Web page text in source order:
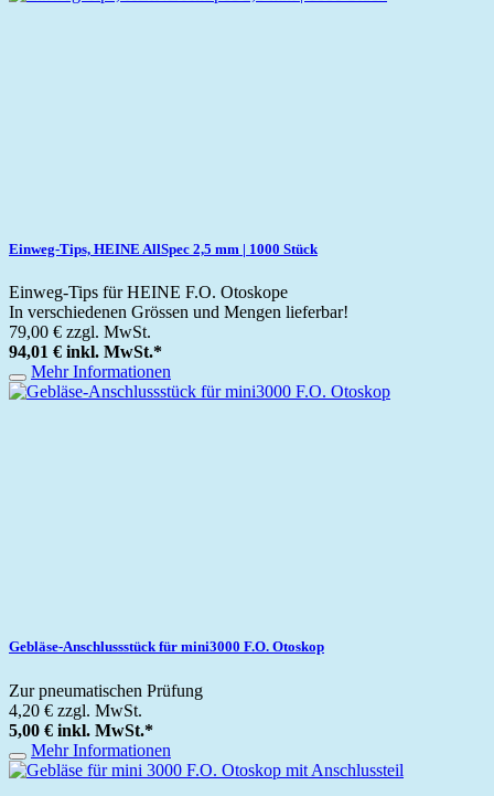
Einweg-Tips, HEINE AllSpec 2,5 mm | 1000 Stück
Einweg-Tips für HEINE F.O. Otoskope
In verschiedenen Grössen und Mengen lieferbar!
79,00 € zzgl. MwSt.
94,01 € inkl. MwSt.*
Mehr Informationen
Gebläse-Anschlussstück für mini3000 F.O. Otoskop
Zur pneumatischen Prüfung
4,20 € zzgl. MwSt.
5,00 € inkl. MwSt.*
Mehr Informationen